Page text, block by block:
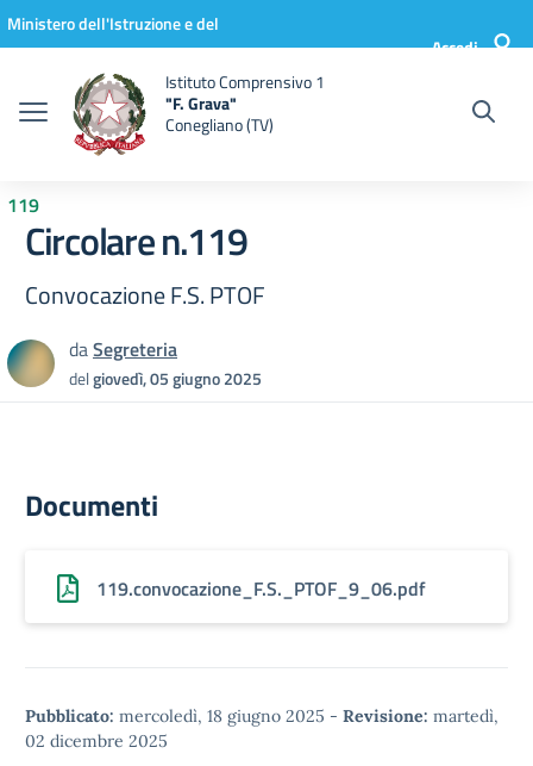
Vai ai contenuti
Vai al menu di navigazione
Vai al footer
Ministero dell'Istruzione e del
Accedi
Istituto Comprensivo 1
"F. Grava"
Conegliano (TV)
119
Circolare n.119
Convocazione F.S. PTOF
daSegreteria
delgiovedì, 05 giugno 2025
Documenti
119.convocazione_F.S._PTOF_9_06.pdf
Pubblicato: mercoledì, 18 giugno 2025 - Revisione: martedì,
02 dicembre 2025